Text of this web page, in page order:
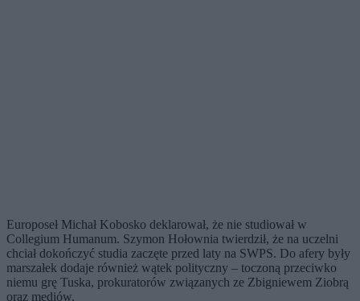
Europoseł Michał Kobosko deklarował, że nie studiował w
Collegium Humanum. Szymon Hołownia twierdził, że na uczelni
chciał dokończyć studia zaczęte przed laty na SWPS. Do afery były
marszałek dodaje również wątek polityczny – toczoną przeciwko
niemu grę Tuska, prokuratorów związanych ze Zbigniewem Ziobrą
oraz mediów.